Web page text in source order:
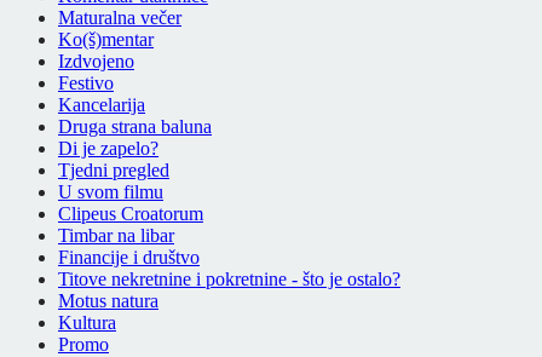
Maturalna večer
Ko(š)mentar
Izdvojeno
Festivo
Kancelarija
Druga strana baluna
Di je zapelo?
Tjedni pregled
U svom filmu
Clipeus Croatorum
Timbar na libar
Financije i društvo
Titove nekretnine i pokretnine - što je ostalo?
Motus natura
Kultura
Promo